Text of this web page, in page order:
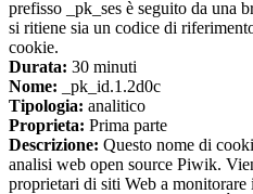
prefisso _pk_ses è seguito da una
si ritiene sia un codice di
cookie.
Durata: 30 minuti
Nome: _pk_id.1.2d0c
Tipologia: analitico
Proprieta: Prima parte
Descrizione: Questo nome di
analisi web open source Piwik.
proprietari di siti Web a